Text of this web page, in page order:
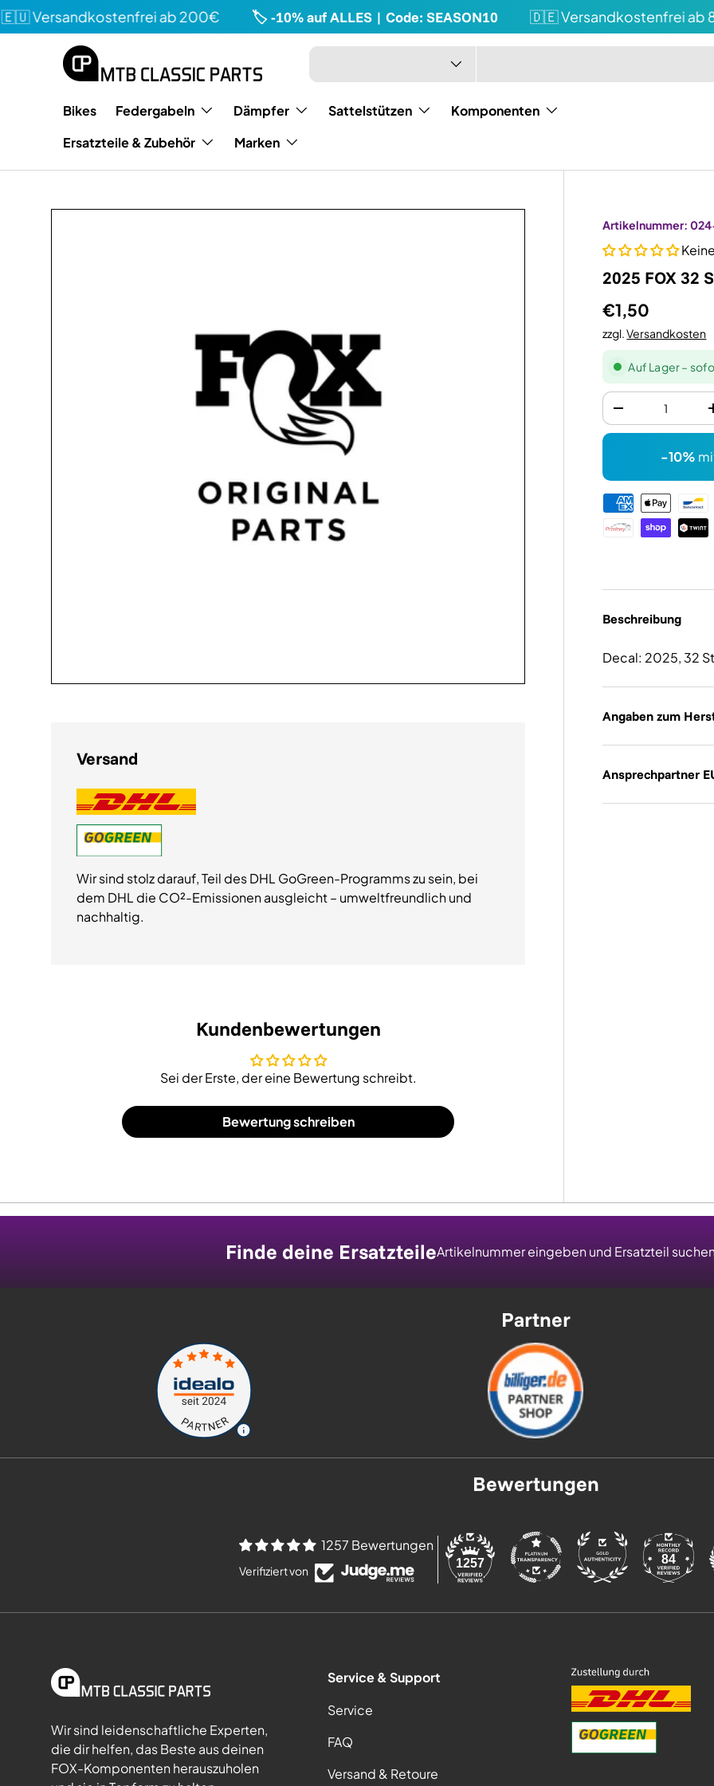
ab 200€ 🏷️ -10% auf ALLES | Code: SEASON10 🇩🇪 Versandkostenfrei ab
Suchen
Art
Bikes Federgabeln Dämpfer Sattelstützen
Komponenten
Ersatzteile & Zubehör
Marken
Artikelnummer:
2025 FOX 32
€1,50
zzgl.Versandkosten
Auf Lager –
Anzahl
-
-10%
Beschreibung
Decal: 2025, 32
Angaben zum
Ansprechpartner
Versand
Wir sind stolz darauf, Teil des DHL GoGreen-Programms zu sein, bei
dem DHL die CO²-Emissionen ausgleicht – umweltfreundlich und
nachhaltig.
Kundenbewertungen
Sei der Erste, der eine Bewertung schreibt.
Bewertung schreiben
Finde deine ErsatzteileArtikelnummer eingeben und Ersatzteil
Partner
Bewertungen
1257 Bewertungen
Verifiziert von 1257 84
Wir sind leidenschaftliche Experten,
die dir helfen, das Beste aus deinen
FOX-Komponenten herauszuholen
Service & Support
Service
FAQ
Versand & Retoure